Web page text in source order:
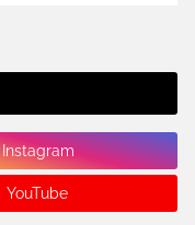
Instagram
YouTube